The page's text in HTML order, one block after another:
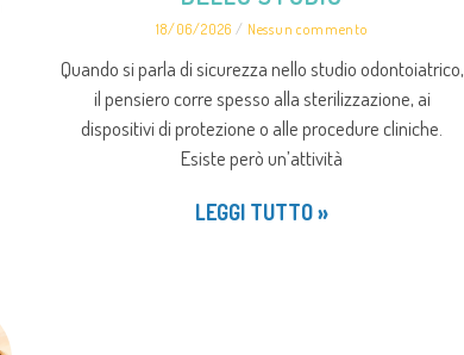
18/06/2026 Nessun commento
Quando si parla di sicurezza nello studio odontoiatrico,
il pensiero corre spesso alla sterilizzazione, ai
dispositivi di protezione o alle procedure cliniche.
Esiste però un’attività
LEGGI TUTTO »